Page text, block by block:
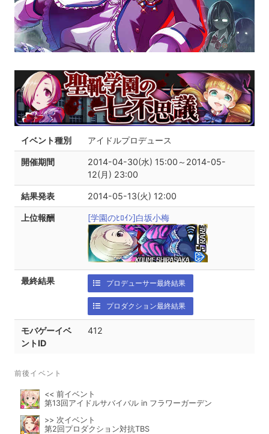
イベント種別 アイドルプロデュース
開催期間
2014-04-30(水) 15:00～2014-05-
12(月) 23:00
結果発表 2014-05-13(火) 12:00
上位報酬 [学園のﾋﾛｲﾝ]白坂小梅
最終結果 プロデューサー最終結果
プロダクション最終結果
モバゲーイベ
ントID
412
前後イベント
<< 前イベント
第13回アイドルサバイバル in フラワーガーデン
>> 次イベント
第2回プロダクション対抗TBS